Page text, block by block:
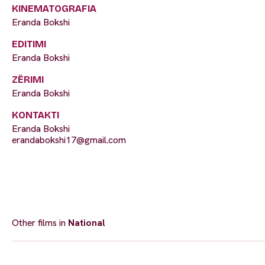
KINEMATOGRAFIA
Eranda Bokshi
EDITIMI
Eranda Bokshi
ZËRIMI
Eranda Bokshi
KONTAKTI
Eranda Bokshi
erandabokshi17@gmail.com
Other films in National